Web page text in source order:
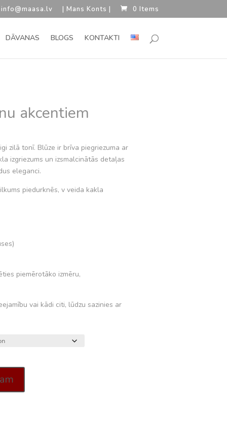
| Mans Konts | 0 Items
DĀVANAS BLOGS KONTAKTI
akcentiem
zilā tonī. Blūze ir brīva piegriezuma ar
izgriezums un izsmalcinātās detaļas
eleganci.
piedurknēs, v veida kakla
piemērotāko izmēru,
vai kādi citi, lūdzu sazinies ar